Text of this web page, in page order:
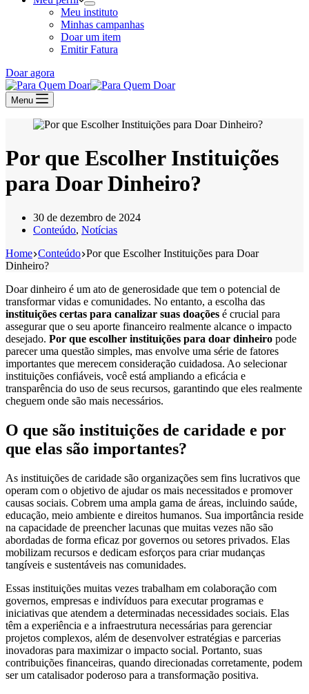
Meu instituto
Minhas campanhas
Doar um item
Emitir Fatura
Doar agora
Menu
Por que Escolher Instituições
para Doar Dinheiro?
30 de dezembro de 2024
Conteúdo, Notícias
Home Conteúdo Por que Escolher Instituições para Doar
Dinheiro?
Doar dinheiro é um ato de generosidade que tem o potencial de
transformar vidas e comunidades. No entanto, a escolha das
instituições certas para canalizar suas doações é crucial para
assegurar que o seu aporte financeiro realmente alcance o impacto
desejado. Por que escolher instituições para doar dinheiro pode
parecer uma questão simples, mas envolve uma série de fatores
importantes que merecem consideração cuidadosa. Ao selecionar
instituições confiáveis, você está ampliando a eficácia e
transparência do uso de seus recursos, garantindo que eles realmente
cheguem onde são mais necessários.
O que são instituições de caridade e por
que elas são importantes?
As instituições de caridade são organizações sem fins lucrativos que
operam com o objetivo de ajudar os mais necessitados e promover
causas sociais. Cobrem uma ampla gama de áreas, incluindo saúde,
educação, meio ambiente e direitos humanos. Sua importância reside
na capacidade de preencher lacunas que muitas vezes não são
abordadas de forma eficaz por governos ou setores privados. Elas
mobilizam recursos e dedicam esforços para criar mudanças
tangíveis e sustentáveis nas comunidades.
Essas instituições muitas vezes trabalham em colaboração com
governos, empresas e indivíduos para executar programas e
iniciativas que atendem a determinadas necessidades sociais. Elas
têm a experiência e a infraestrutura necessárias para gerenciar
projetos complexos, além de desenvolver estratégias e parcerias
inovadoras para maximizar o impacto social. Portanto, suas
contribuições financeiras, quando direcionadas corretamente, podem
ser um catalisador poderoso para a transformação positiva.